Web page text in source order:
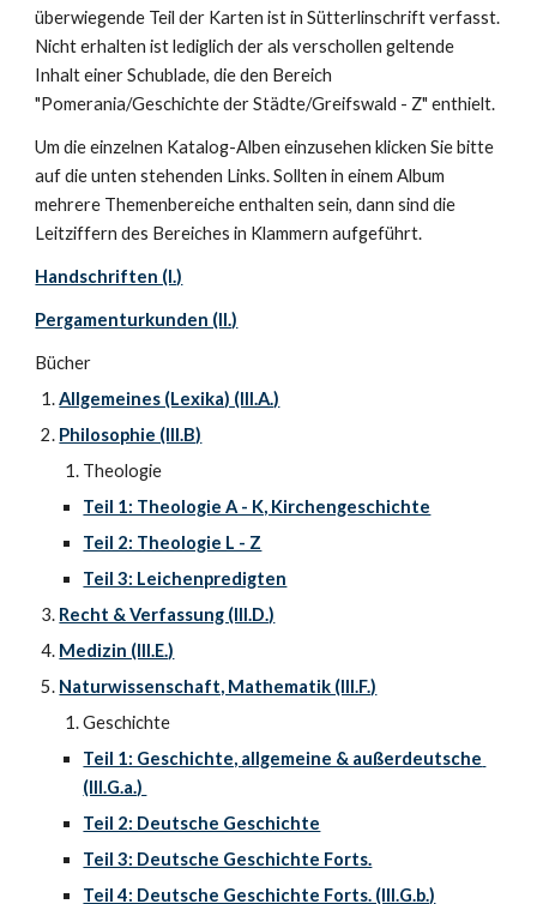
überwiegende Teil der Karten ist in Sütterlinschrift verfasst.
Nicht erhalten ist lediglich der als verschollen geltende
Inhalt einer Schublade, die den Bereich
"Pomerania/Geschichte der Städte/Greifswald - Z" enthielt.
Um die einzelnen Katalog-Alben einzusehen klicken Sie bitte
auf die unten stehenden Links. Sollten in einem Album
mehrere Themenbereiche enthalten sein, dann sind die
Leitziffern des Bereiches in Klammern aufgeführt.
Handschriften (I.)
Pergamenturkunden (II.)
Bücher
Allgemeines (Lexika) (III.A.)
Philosophie (III.B)
Theologie
Teil 1: Theologie A - K, Kirchengeschichte
Teil 2: Theologie L - Z
Teil 3: Leichenpredigten
Recht & Verfassung (III.D.)
Medizin (III.E.)
Naturwissenschaft, Mathematik (III.F.)
Geschichte
Teil 1: Geschichte, allgemeine & außerdeutsche
(III.G.a.)
Teil 2: Deutsche Geschichte
Teil 3: Deutsche Geschichte Forts.
Teil 4: Deutsche Geschichte Forts. (III.G.b.)